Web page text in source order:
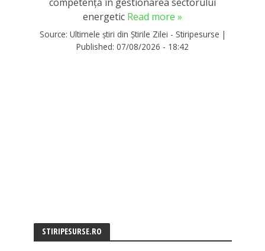
energetic Read more »
Source: Ultimele știri din Știrile Zilei - Stiripesurse |
Published: 07/08/2026 - 18:42
STIRIPESURSE.RO